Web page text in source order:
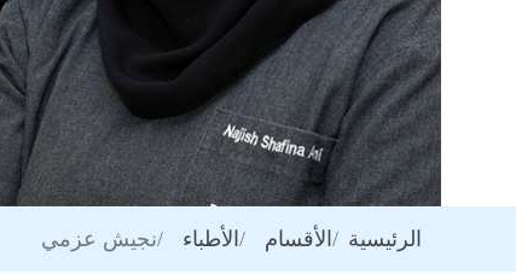
الرئيسية الأقسام الأطباء نجيش عزمي